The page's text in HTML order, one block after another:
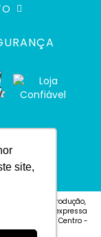
site,
qualquer reprodução,
textos, sem expressa
Vilas Bôas, 4 - Centro -